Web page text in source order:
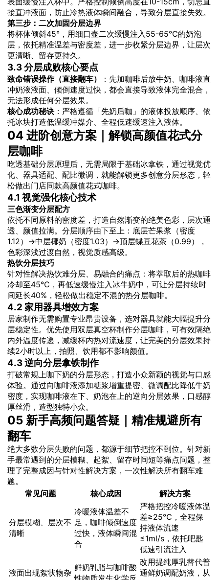
接直冲液面，防止冷热液体瞬间融合，导致分层直接失效。
第三步：二次加固分层边界
将杯体倾斜45°，用细口壶二次缓慢注入55-65℃的奶泡
层，依托精准温差与密度差，进一步收紧分层边界，让层次
更清晰、留存更持久。
3.3 分层成败核心要点
致命错误操作（直接翻车）
：先加咖啡后放牛奶、咖啡液直
冲奶液液面、倾倒速度过快，都会直接导致液体完全混合，
无法形成任何分层效果。
核心成功秘诀 ：严格遵循「先奶后咖」的液体投放顺序、依
托冰块打造低温缓冲媒介、全程低速缓速注入液体。
04 进阶创意方案｜解锁高颜值花式分
层咖啡
吃透基础分层原理后，无需局限于基础冰拿铁，通过视觉优
化、器具适配、配比微调，就能解锁更多创意分层形态，轻
松做出门店同款高颜值花式咖啡。
4.1 视觉强化核心技术
三色渐变分层配方
依托不同原料的密度差，打造自然渐变的绝美色彩，层次通
透、颜值拉满。分层顺序由下至上：底层芒果浆（密度
1.12）→中层椰奶（密度1.03）→顶层蝶豆花茶（0.99），
色彩深浅过渡自然，视觉质感高级。
热饮分层技巧
针对性解决热饮难分层、易融合的痛点：将萃取后的热咖啡
冷却至45℃，再低速缓慢注入冰牛奶中，可让分层持续时
间延长40%，轻松做出稳定不混的热分层咖啡。
4.2 家用器具增效方案
居家制作无需购置专业昂贵设备，选对器具就能大幅提升分
层稳定性。优先使用双层真空杯制作分层咖啡，可有效隔绝
内外温度传递，减缓杯内热对流速度，让完美的分层效果持
续2小时以上，拍照、饮用都不影响颜值。
4.3 逆向分层拿铁制作
打破常规上咖下奶的分层形态，打造小众新颖的视觉与口感
体验。通过向咖啡液添加糖浆增重提密、微调配比降低牛奶
密度，实现咖啡液在下、奶泡在上的逆向分层效果，口感醇
厚丝滑，造型独特小众。
05 新手高频问题答疑｜精准规避所有
翻车
绝大多数分层失败的问题，都源于细节把控不到位。针对新
手最常遇到的分层模糊、起絮、留存时间短等痛点问题，整
理了完整成因与针对性解决方案，一次性解决所有翻车难
题。
常见问题
核心成因 解决方案
分层模糊、层次不
清晰
冷暖液体温差不
足，咖啡倾倒速度
过快，液体瞬间混
合
严格把控冷暖液体温
差≥25℃，全程保
持液体流速
≤1ml/s，依托吧匙
低速引流注入
液面出现絮状物杂
鲜奶乳脂与咖啡酸
性物质发生化学反
改用提纯厚乳替代普
通鲜奶调配奶液，从